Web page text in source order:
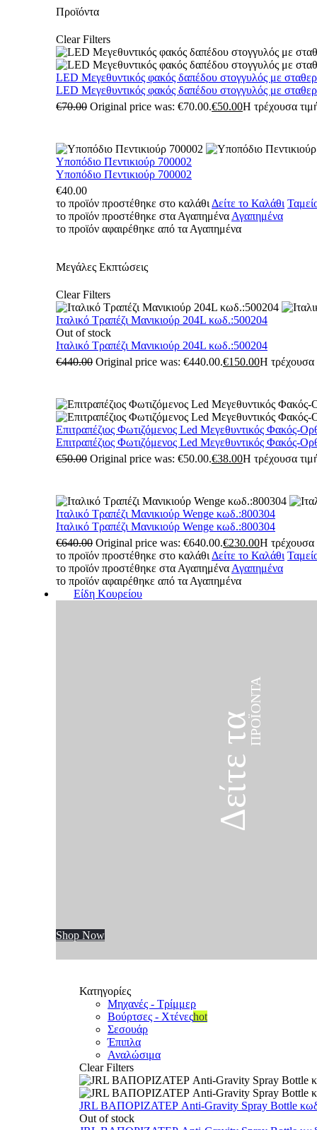
Προϊόντα
Clear Filters
LED Μεγεθυντικός φακός δαπέδου στογγυλός με
LED Μεγεθυντικός φακός δαπέδου στογγυλός με
€70.00 Original price was: €70.00.€50.00Η τρέχουσα
Υποπόδιο Πεντικιούρ 700002
Υποπόδιο Πεντικιούρ 700002
€40.00
το προϊόν προστέθηκε στο καλάθι Δείτε το Καλάθι
το προϊόν προστέθηκε στα Αγαπημένα Αγαπημένα
το προϊόν αφαιρέθηκε από τα Αγαπημένα
Μεγάλες Εκπτώσεις
Clear Filters
Ιταλικό Τραπέζι Μανικιούρ 204L κωδ.:500204
Out of stock
Ιταλικό Τραπέζι Μανικιούρ 204L κωδ.:500204
€440.00 Original price was: €440.00.€150.00Η τρέχουσα
Επιτραπέζιος Φωτιζόμενος Led Μεγεθυντικός Φακός-
Επιτραπέζιος Φωτιζόμενος Led Μεγεθυντικός Φακός-
€50.00 Original price was: €50.00.€38.00Η τρέχουσα
Ιταλικό Τραπέζι Μανικιούρ Wenge κωδ.:800304
Ιταλικό Τραπέζι Μανικιούρ Wenge κωδ.:800304
€640.00 Original price was: €640.00.€230.00Η τρέχουσα
το προϊόν προστέθηκε στο καλάθι Δείτε το Καλάθι
το προϊόν προστέθηκε στα Αγαπημένα Αγαπημένα
το προϊόν αφαιρέθηκε από τα Αγαπημένα
Είδη Κουρείου
Δείτε ταΠΡΟΪΌΝΤΑ
Shop Now
Κατηγορίες
Μηχανές - Τρίμμερ
Βούρτσες - Χτένεςhot
Σεσουάρ
Έπιπλα
Αναλώσιμα
Clear Filters
JRL ΒΑΠΟΡΙΖΑΤΕΡ Anti-Gravity Spray Bottle
Out of stock